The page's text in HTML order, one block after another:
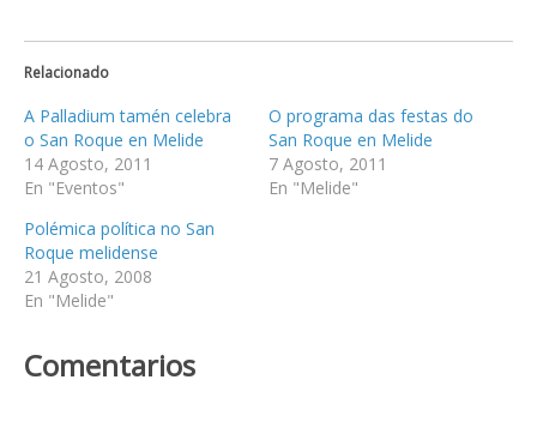
Relacionado
A Palladium tamén celebra
o San Roque en Melide
14 Agosto, 2011
En "Eventos"
O programa das festas do
San Roque en Melide
7 Agosto, 2011
En "Melide"
Polémica política no San
Roque melidense
21 Agosto, 2008
En "Melide"
Comentarios